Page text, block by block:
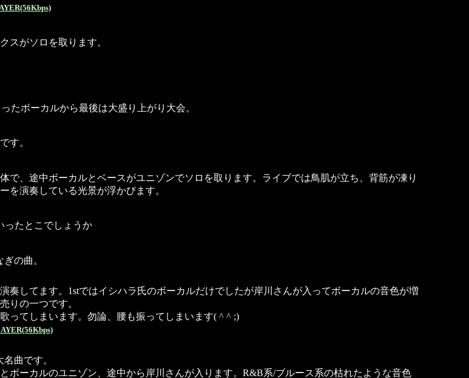
スがソロを取ります。
たボーカルから最後は大盛り上がり大会。
す。
で、途中ボーカルとベースがユニゾンでソロを取ります。ライブでは鳥肌が立ち、背筋が凍り
を演奏している光景が浮かびます。
ったとこでしょうか
の曲。
奏してます。1stではイシハラ氏のボーカルだけでしたが岸川さんが入ってボーカルの音色が増
りの一つです。
ってしまいます。勿論、腰も振ってしまいます( ^ ^ ;)
曲です。
ボーカルのユニゾン、途中から岸川さんが入ります。R&B系/ブルース系の枯れたような音色